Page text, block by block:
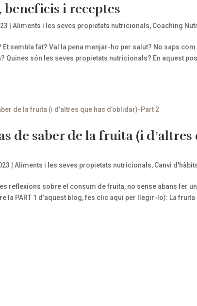
beneficis i receptes
|Aliments i les seves propietats nutricionals, Coaching
Et sembla fat? Val la pena menjar-ho per salut? No saps
Quines són les seves propietats nutricionals? En aquest
de saber de la fruita (i
|Aliments i les seves propietats nutricionals, Canvi
reflexions sobre el consum de fruita, no sense abans fer
la PART 1 d’aquest blog, fes clic aquí per llegir-lo): La